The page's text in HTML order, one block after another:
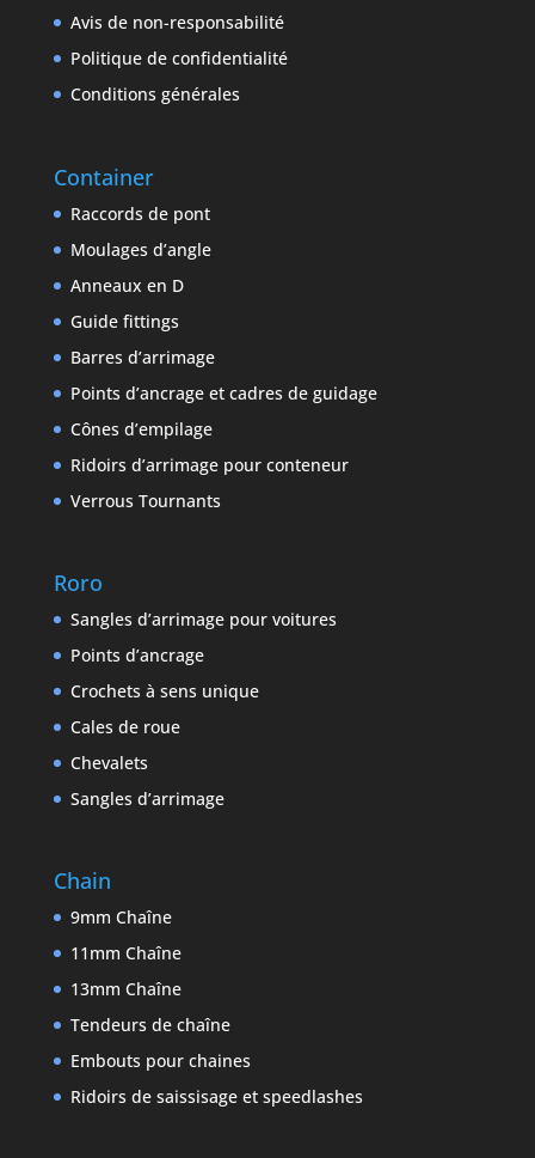
Avis de non-responsabilité
Politique de confidentialité
Conditions générales
Container
Raccords de pont
Moulages d’angle
Anneaux en D
Guide fittings
Barres d’arrimage
Points d’ancrage et cadres de guidage
Cônes d’empilage
Ridoirs d’arrimage pour conteneur
Verrous Tournants
Roro
Sangles d’arrimage pour voitures
Points d’ancrage
Crochets à sens unique
Cales de roue
Chevalets
Sangles d’arrimage
Chain
9mm Chaîne
11mm Chaîne
13mm Chaîne
Tendeurs de chaîne
Embouts pour chaines
Ridoirs de saissisage et speedlashes